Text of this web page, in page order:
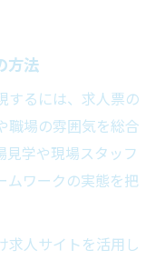
方法
するには、求人票の
職場の雰囲気を総合
学や現場スタッフ
ムワークの実態を把
求人サイトを活用し